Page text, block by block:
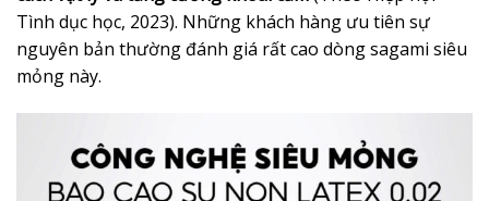
Tình dục học, 2023). Những khách hàng ưu tiên sự
nguyên bản thường đánh giá rất cao dòng sagami siêu
mỏng này.